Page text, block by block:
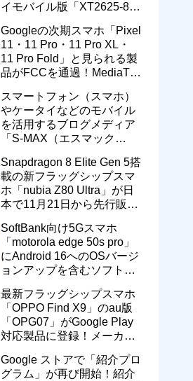
イモバイル版「XT2625-8」
Googleの次期スマホ「Pixel
11・11 Pro・11 Pro XL・
11 Pro Fold」と見られる製
品がFCCを通過！MediaTek
スマートフォン（スマホ）
やケータイなどのモバイル
を活用するブログメディア
「S-MAX（エスマック
Snapdragon 8 Elite Gen 5搭
載の新フラッグシップスマ
ホ「nubia Z80 Ultra」が日
本で11月21日から先行販
SoftBank向け5Gスマホ
「motorola edge 50s pro」
にAndroid 16へのOSバージ
ョンアップを含むソフトウ
最新フラッグシップスマホ
「OPPO Find X9」のau版
「OPG07」がGoogle Play
対応製品に登録！メーカー
売へ
Google ストアで「紹介プロ
グラム」が再び開始！紹介